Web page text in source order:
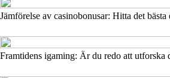
Jämförelse av casinobonusar: Hitta det
Framtidens igaming: Är du redo att utforska